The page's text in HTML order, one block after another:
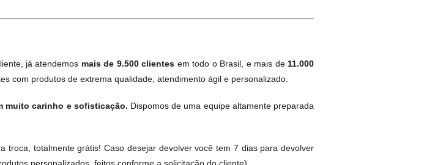
já atendemos mais de 9.500 clientes em todo o Brasil, e mais de 11.000
com produtos de extrema qualidade, atendimento ágil e personalizado.
muito carinho e sofisticação. Dispomos de uma equipe altamente preparada
troca, totalmente grátis! Caso desejar devolver você tem 7 dias para devolver
personalizados, feitos conforme a solicitação do cliente).